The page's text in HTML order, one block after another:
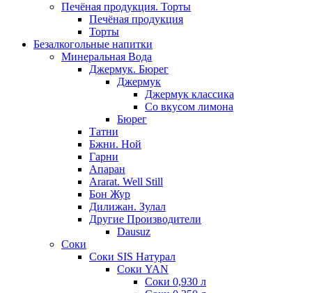
Печёная продукция. Торты
Печёная продукция
Торты
Безалкогольные напитки
Минеральная Вода
Джермук. Бюрег
Джермук
Джермук классика
Со вкусом лимона
Бюрег
Татни
Бжни. Ной
Гарни
Апаран
Ararat. Well Still
Бон Жур
Дилижан. Зулал
Другие Производители
Dausuz
Соки
Соки SIS Натурал
Соки YAN
Соки 0,930 л